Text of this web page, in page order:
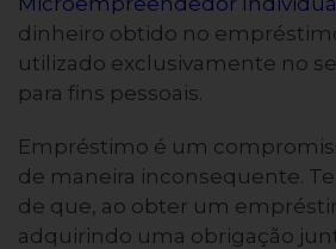
dinheiro obtido no
utilizado exclusivamente no
para fins pessoais.
Empréstimo é um
de maneira inconsequente.
de que, ao obter um
adquirindo uma obrigação